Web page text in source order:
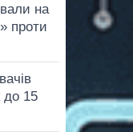
на
проти
до 15